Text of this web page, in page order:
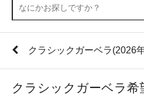
クラシックガーベラ(2026
クラシックガーベラ希